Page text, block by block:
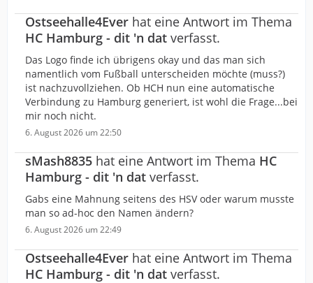
Ostseehalle4Ever hat eine Antwort im Thema
HC Hamburg - dit 'n dat verfasst.
Das Logo finde ich übrigens okay und das man sich
namentlich vom Fußball unterscheiden möchte (muss?)
ist nachzuvollziehen. Ob HCH nun eine automatische
Verbindung zu Hamburg generiert, ist wohl die Frage...bei
mir noch nicht.
6. August 2026 um 22:50
sMash8835 hat eine Antwort im Thema HC
Hamburg - dit 'n dat verfasst.
Gabs eine Mahnung seitens des HSV oder warum musste
man so ad-hoc den Namen ändern?
6. August 2026 um 22:49
Ostseehalle4Ever hat eine Antwort im Thema
HC Hamburg - dit 'n dat verfasst.